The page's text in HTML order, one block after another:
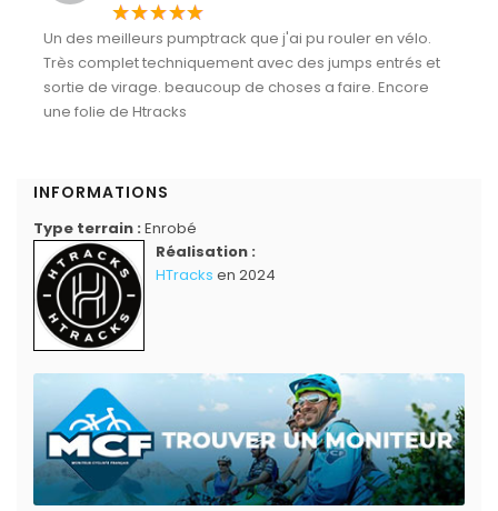
Un des meilleurs pumptrack que j'ai pu rouler en vélo.
Très complet techniquement avec des jumps entrés et
sortie de virage. beaucoup de choses a faire. Encore
une folie de Htracks
INFORMATIONS
Type terrain : Enrobé
Réalisation :
HTracks en 2024